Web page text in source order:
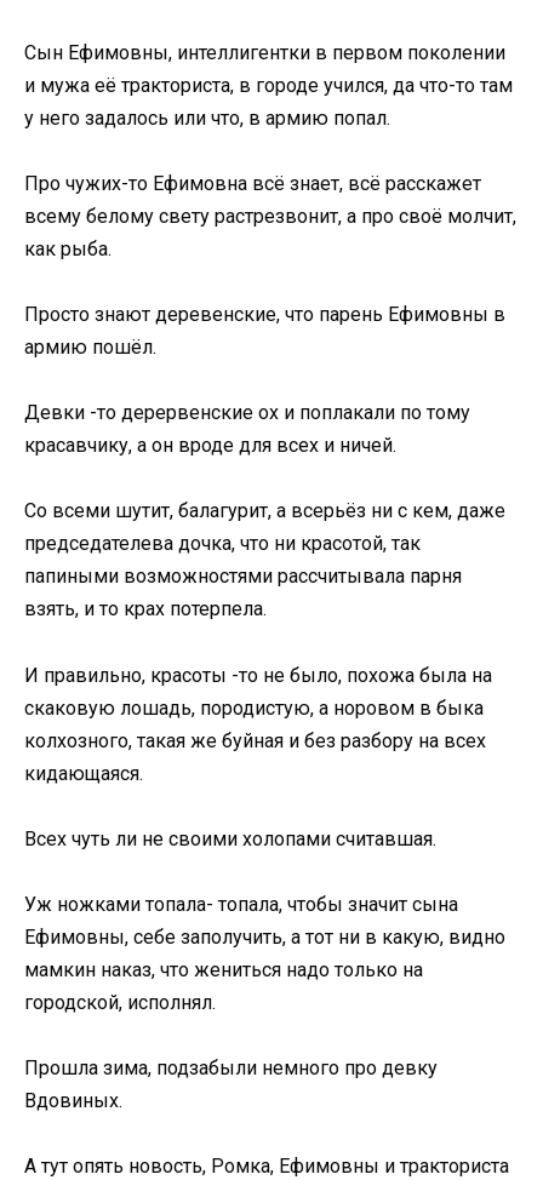
Сын Ефимовны, интеллигентки в первом поколении
и мужа её тракториста, в городе учился, да что-то там
у него задалось или что, в армию попал.
Про чужих-то Ефимовна всё знает, всё расскажет
всему белому свету растрезвонит, а про своё молчит,
как рыба.
Просто знают деревенские, что парень Ефимовны в
армию пошёл.
Девки -то дерервенские ох и поплакали по тому
красавчику, а он вроде для всех и ничей.
Со всеми шутит, балагурит, а всерьёз ни с кем, даже
председателева дочка, что ни красотой, так
папиными возможностями рассчитывала парня
взять, и то крах потерпела.
И правильно, красоты -то не было, похожа была на
скаковую лошадь, породистую, а норовом в быка
колхозного, такая же буйная и без разбору на всех
кидающаяся.
Всех чуть ли не своими холопами считавшая.
Уж ножками топала- топала, чтобы значит сына
Ефимовны, себе заполучить, а тот ни в какую, видно
мамкин наказ, что жениться надо только на
городской, исполнял.
Прошла зима, подзабыли немного про девку
Вдовиных.
А тут опять новость, Ромка, Ефимовны и тракториста